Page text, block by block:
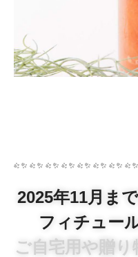
2025年11月ま
フィチュー
ご自宅用や贈